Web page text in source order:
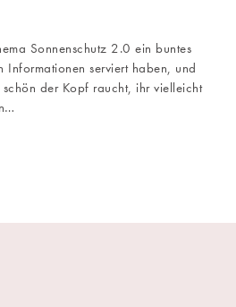
Sonnenschutz 2.0 ein buntes
Informationen serviert haben, und
der Kopf raucht, ihr vielleicht